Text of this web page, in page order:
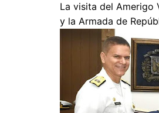
La visita del Amerigo
y la Armada de